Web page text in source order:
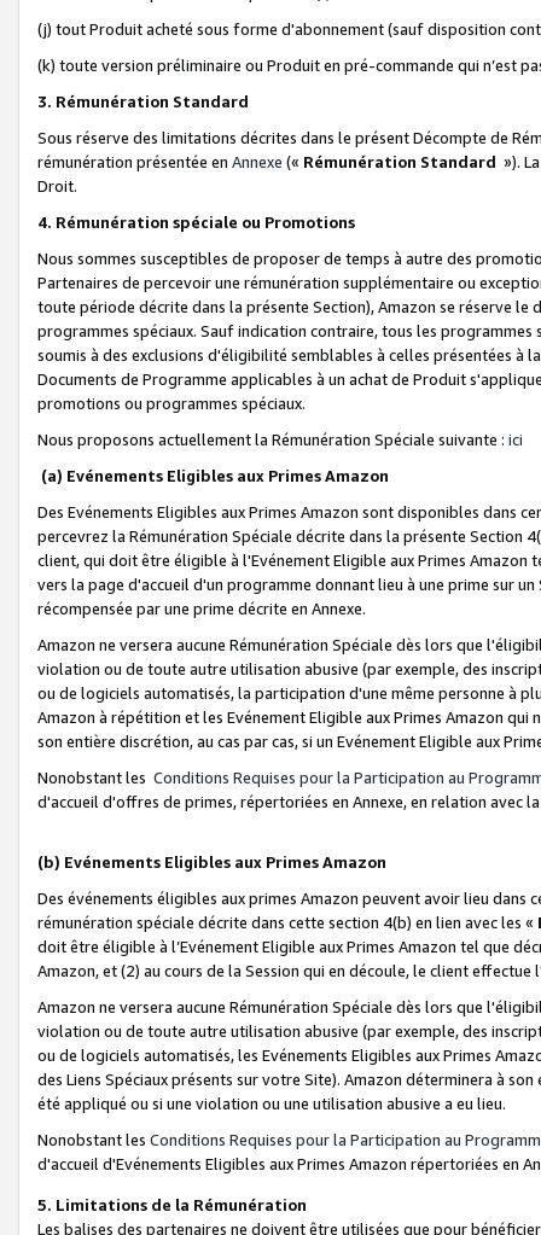
(j) tout Produit acheté sous forme d'abonnement (sauf disposition
(k) toute version préliminaire ou Produit en pré-commande qui n’est
3. Rémunération Standard
Sous réserve des limitations décrites dans le présent Décompte de
rémunération présentée en Annexe (« Rémunération Standard »).
Droit.
4. Rémunération spéciale ou Promotions
Nous sommes susceptibles de proposer de temps à autre des
Partenaires de percevoir une rémunération supplémentaire ou
toute période décrite dans la présente Section), Amazon se réserve
programmes spéciaux. Sauf indication contraire, tous les
soumis à des exclusions d'éligibilité semblables à celles présentées à
Documents de Programme applicables à un achat de Produit
promotions ou programmes spéciaux.
Nous proposons actuellement la Rémunération Spéciale suivante : ici
(a) Evénements Eligibles aux Primes Amazon
Des Evénements Eligibles aux Primes Amazon sont disponibles dans
percevrez la Rémunération Spéciale décrite dans la présente Section
client, qui doit être éligible à l'Evénement Eligible aux Primes Amazon
vers la page d'accueil d'un programme donnant lieu à une prime sur
récompensée par une prime décrite en Annexe.
Amazon ne versera aucune Rémunération Spéciale dès lors que
violation ou de toute autre utilisation abusive (par exemple, des
ou de logiciels automatisés, la participation d'une même personne à
Amazon à répétition et les Evénement Eligible aux Primes Amazon qui
son entière discrétion, au cas par cas, si un Evénement Eligible aux
Nonobstant les Conditions Requises pour la Participation au
d'accueil d'offres de primes, répertoriées en Annexe, en relation avec
(b) Evénements Eligibles aux Primes Amazon
Des événements éligibles aux primes Amazon peuvent avoir lieu dans
rémunération spéciale décrite dans cette section 4(b) en lien avec les «
doit être éligible à l’Evénement Eligible aux Primes Amazon tel que
Amazon, et (2) au cours de la Session qui en découle, le client
Amazon ne versera aucune Rémunération Spéciale dès lors que
violation ou de toute autre utilisation abusive (par exemple, des
ou de logiciels automatisés, les Evénements Eligibles aux Primes
des Liens Spéciaux présents sur votre Site). Amazon déterminera à
été appliqué ou si une violation ou une utilisation abusive a eu lieu.
Nonobstant les Conditions Requises pour la Participation au
d'accueil d'Evénements Eligibles aux Primes Amazon répertoriées en
5. Limitations de la Rémunération
Les balises des partenaires ne doivent être utilisées que pour